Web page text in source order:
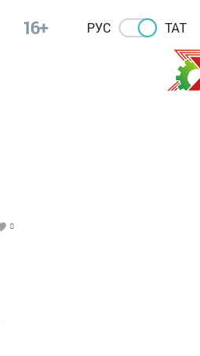
16+ РУС ТАТ
0